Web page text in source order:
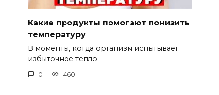
Какие продукты помогают понизить
температуру
В моменты, когда организм испытывает
избыточное тепло
0 460